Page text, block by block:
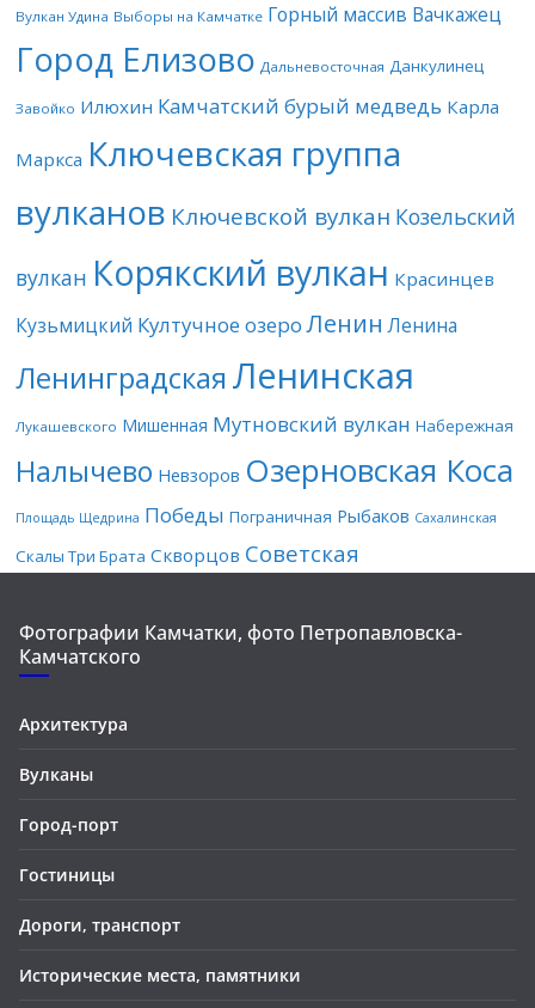
Вулкан Удина Выборы на Камчатке Горный массив Вачкажец
Город Елизово Дальневосточная Данкулинец
Завойко Илюхин Камчатский бурый медведь Карла
Маркса Ключевская группа
вулканов Ключевской вулкан Козельский
вулкан Корякский вулкан Красинцев
Кузьмицкий Култучное озеро Ленин Ленина
Ленинградская Ленинская
Лукашевского Мишенная Мутновский вулкан Набережная
Налычево Невзоров Озерновская Коса
Площадь Щедрина Победы Пограничная Рыбаков Сахалинская
Скалы Три Брата Скворцов Советская
Фотографии Камчатки, фото Петропавловска-
Камчатского
Архитектура
Вулканы
Город-порт
Гостиницы
Дороги, транспорт
Исторические места, памятники